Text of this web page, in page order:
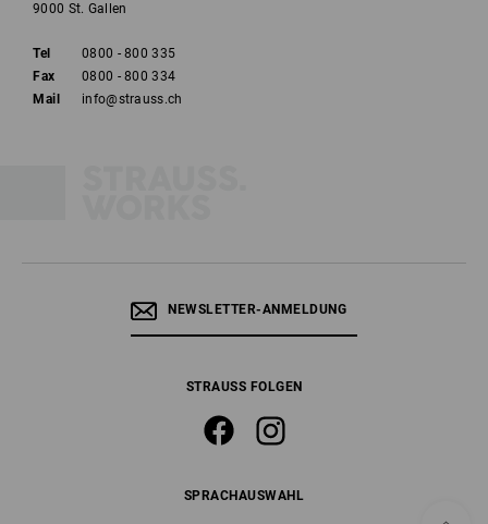
9000 St. Gallen
Tel
0800 - 800 335
Fax
0800 - 800 334
Mail
info@strauss.ch
NEWSLETTER-ANMELDUNG
STRAUSS FOLGEN
SPRACHAUSWAHL